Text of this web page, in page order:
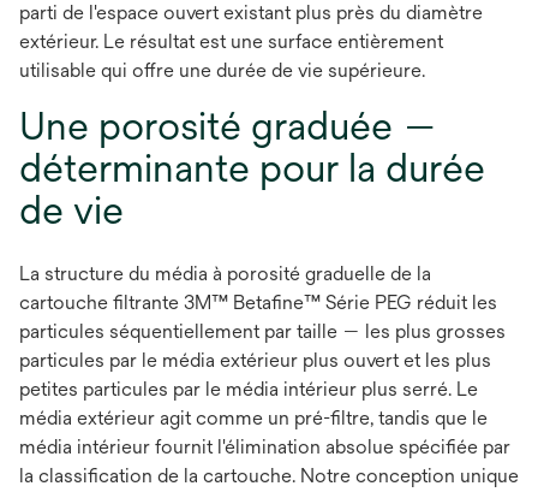
parti de l'espace ouvert existant plus près du diamètre
extérieur. Le résultat est une surface entièrement
utilisable qui offre une durée de vie supérieure.
Une porosité graduée —
déterminante pour la durée
de vie
La structure du média à porosité graduelle de la
cartouche filtrante 3M™ Betafine™ Série PEG réduit les
particules séquentiellement par taille — les plus grosses
particules par le média extérieur plus ouvert et les plus
petites particules par le média intérieur plus serré. Le
média extérieur agit comme un pré-filtre, tandis que le
média intérieur fournit l'élimination absolue spécifiée par
la classification de la cartouche. Notre conception unique